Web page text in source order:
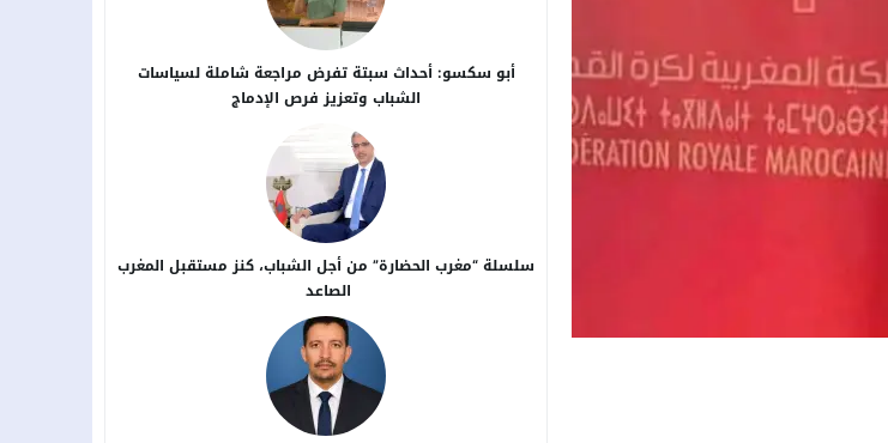
أبو سكسو: أحداث سبتة تفرض مراجعة شاملة لسياسات
الشباب وتعزيز فرص الإدماج
سلسلة “مغرب الحضارة” من أجل ​الشباب، كنز مستقبل المغرب
الصاعد